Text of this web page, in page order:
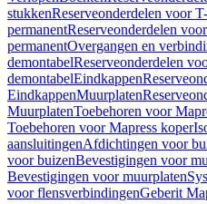
stukkenReserveonderdelen voor
permanentReserveonderdelen
permanentOvergangen en
demontabelReserveonderdelen
demontabelEindkappen
EindkappenMuurplaten
MuurplatenToebehoren voor
Toebehoren voor Mapress koper
aansluitingenAfdichtingen voor
voor buizenBevestigingen voor
Bevestigingen voor muurplaten
voor flensverbindingenGeberit